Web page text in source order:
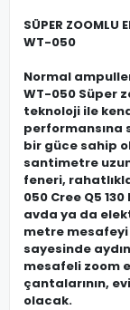
SÜPER ZOOMLU
WT-050
Normal
WT-050 Süper
teknoloji ile
performansına
bir güce sahip
santimetre
feneri,
050 Cree Q5
avda ya da
metre
sayesinde
mesafeli zoom
çantalarının,
olacak.